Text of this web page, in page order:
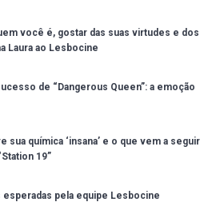
você é, gostar das suas virtudes e dos
Laura ao Lesbocine
de “Dangerous Queen”: a emoção
sua química ‘insana’ e o que vem a seguir
19”
pela equipe Lesbocine